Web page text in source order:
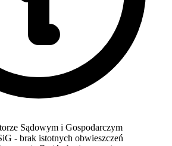
Sądowym i Gospodarczym
- brak istotnych obwieszczeń